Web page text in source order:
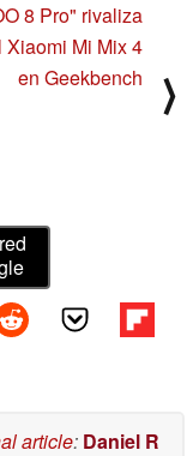
8 Pro" rivaliza
Xiaomi Mi Mix 4
en Geekbench
⟩
article: Daniel R